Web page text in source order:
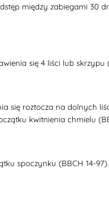
między zabiegami 30
się 4 liści lub skrzypu
się roztocza na dolnych
kwitnienia chmielu
spoczynku (BBCH 14-